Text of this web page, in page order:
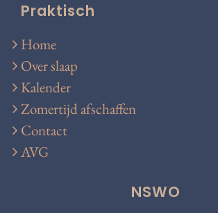
Praktisch
Home
Over slaap
Kalender
Zomertijd afschaffen
Contact
AVG
NSWO